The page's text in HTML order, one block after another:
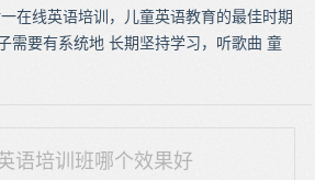
在线英语培训，儿童英语教育的最佳时期
需要有系统地 长期坚持学习，听歌曲 童
语培训班哪个效果好